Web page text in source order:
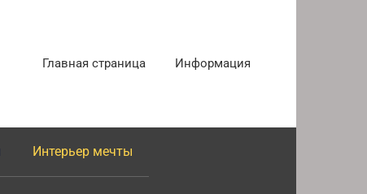
Главная страница Информация
Интерьер мечты